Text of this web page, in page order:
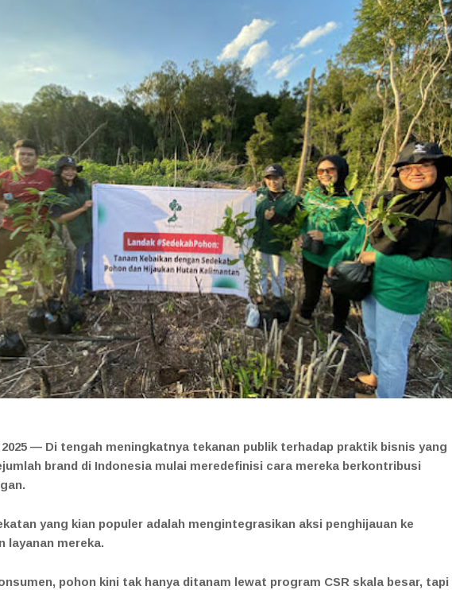
— Di tengah meningkatnya tekanan publik terhadap praktik bisnis yang
brand di Indonesia mulai meredefinisi cara mereka berkontribusi
yang kian populer adalah mengintegrasikan aksi penghijauan ke
layanan mereka.
pohon kini tak hanya ditanam lewat program CSR skala besar, tapi